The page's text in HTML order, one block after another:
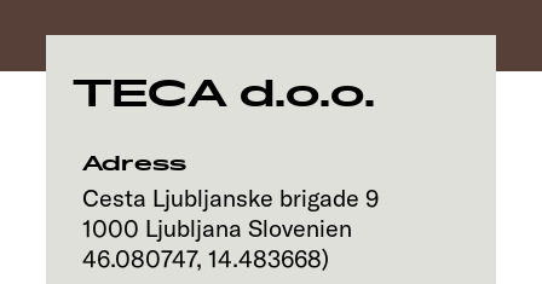
Find din Sunlight
Hitta återförsäljare
Upptäck
Service
TECA d.o.o.
Adress
Cesta Ljubljanske brigade 9
1000 Ljubljana Slovenien
46.080747, 14.483668)